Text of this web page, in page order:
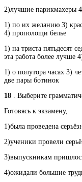
2)лучшие парикмахеры
1) по их желанию 3)
4) прополощи белье
1) на триста пятьдесят
эта работа более лучше
1) о полутора часах 3)
две пары ботинок
18 . Выберите
Готовясь к экзамену,
1)была проведена
2)ученики провели
3)выпускникам
4)ожидали большие